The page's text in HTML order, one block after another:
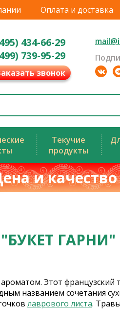
Оплата и доставка
434-66-29
739-95-29
звонок
Текучие
продукты
и
ГАРНИ"
Этот французский
названием сочетания
лаврового листа.